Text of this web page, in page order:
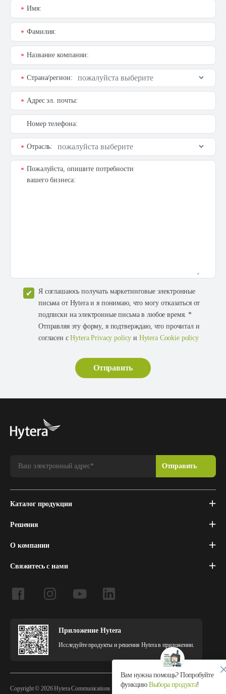
Имя:
*
Фамилия:
*
Название компании:
*
Страна/регион:
*
Адрес эл. почты:
*
Номер телефона:
Отрасль:
*
Пожалуйста, опишите потребности
вашего бизнеса:
*
Я соглашаюсь получать маркетинговые электронные
письма от Hytera и я понимаю, что могу отказаться от
подписки на электронные письма в любое время. *
Отправляя эту форму, я подтверждаю, что прочитал и
согласен сHytera Privacy policy и Hytera Cookie policy
Каталог продукции
Решения
О компании
Свяжитесь с нами
Приложение Hytera
Исследуйте продукты и решения Hytera в приложении.
Copyright © 2026 Hytera Communications Corporation Limited All Rights Reserved
Вам нужна помощь? Попробуйте
функциюВыбора продукта!